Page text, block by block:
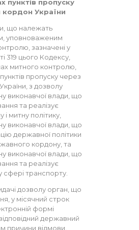
пунктів пропуску
України
що належать
уповноваженим
зазначені у
319 цього Кодексу,
митного контролю,
пропуску через
з дозволу
виконавчої влади, що
та реалізує
митну політику,
виконавчої влади, що
державної політики
кордону, та
виконавчої влади, що
та реалізує
сфері транспорту.
дозволу орган, що
у місячний строк
формі
державний
причини відмови.